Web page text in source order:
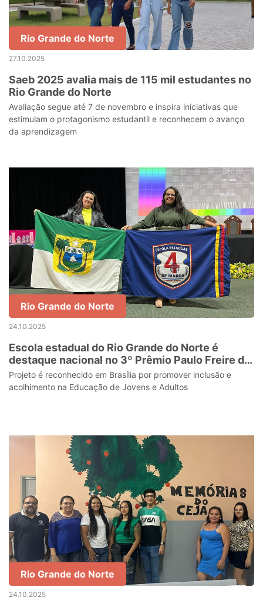
Rio Grande do Norte
27.10.2025
Saeb 2025 avalia mais de 115 mil estudantes no
Rio Grande do Norte
Avaliação segue até 7 de novembro e inspira iniciativas que
estimulam o protagonismo estudantil e reconhecem o avanço
da aprendizagem
Rio Grande do Norte
24.10.2025
Escola estadual do Rio Grande do Norte é
destaque nacional no 3º Prêmio Paulo Freire de
Educação
Projeto é reconhecido em Brasília por promover inclusão e
acolhimento na Educação de Jovens e Adultos
Rio Grande do Norte
24.10.2025